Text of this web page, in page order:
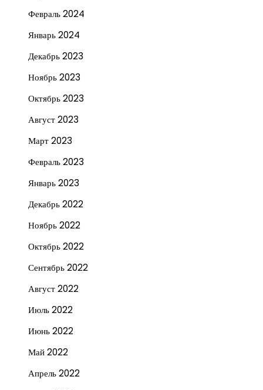
Февраль 2024
Январь 2024
Декабрь 2023
Ноябрь 2023
Октябрь 2023
Август 2023
Март 2023
Февраль 2023
Январь 2023
Декабрь 2022
Ноябрь 2022
Октябрь 2022
Сентябрь 2022
Август 2022
Июль 2022
Июнь 2022
Май 2022
Апрель 2022